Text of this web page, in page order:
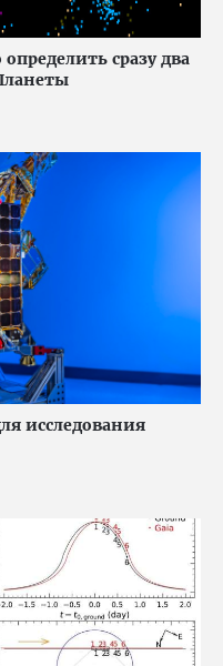
сразу два
исследования